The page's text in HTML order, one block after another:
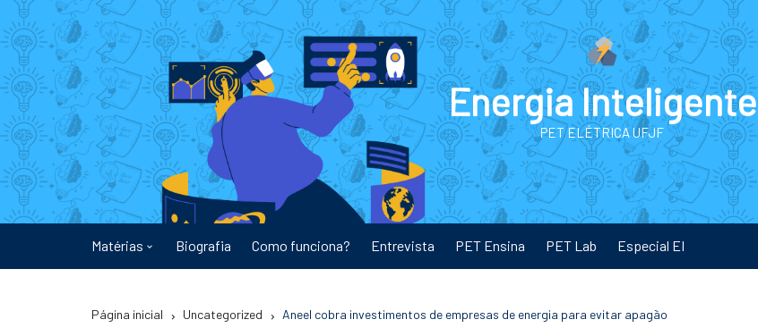
para
conteúdo
Energia Inteligente
PET ELÉTRICA UFJF
Matérias Biografia Como funciona? Entrevista PET Ensina PET Lab Especial EI
Página inicial Uncategorized Aneel cobra investimentos de empresas de energia para evitar apagão